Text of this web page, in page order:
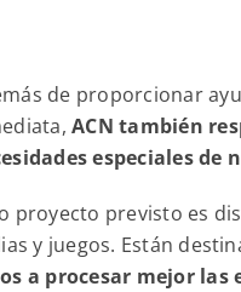
de proporcionar
ACN también
especiales de
proyecto previsto es
y juegos. Están
a procesar mejor las